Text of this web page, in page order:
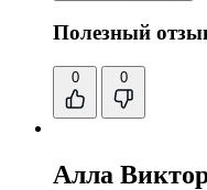
Полезный
0 0
Алла